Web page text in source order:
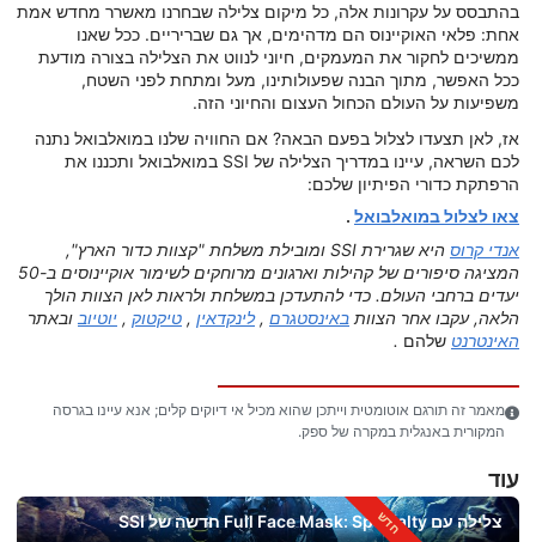
בהתבסס על עקרונות אלה, כל מיקום צלילה שבחרנו מאשרר מחדש אמת
אחת: פלאי האוקיינוס הם מדהימים, אך גם שבריריים. ככל שאנו
ממשיכים לחקור את המעמקים, חיוני לנווט את הצלילה בצורה מודעת
ככל האפשר, מתוך הבנה שפעולותינו, מעל ומתחת לפני השטח,
משפיעות על העולם הכחול העצום והחיוני הזה.
אז, לאן תצעדו לצלול בפעם הבאה? אם החוויה שלנו במואלבואל נתנה
לכם השראה, עיינו במדריך הצלילה של SSI במואלבואל ותכננו את
הרפתקת כדורי הפיתיון שלכם:
צאו לצלול במואלבואל .
אנדי קרוס
היא שגרירת SSI ומובילת משלחת "קצוות כדור הארץ",
המציגה סיפורים של קהילות וארגונים מרוחקים לשימור אוקיינוסים ב-50
יעדים ברחבי העולם. כדי להתעדכן במשלחת ולראות לאן הצוות הולך
הלאה, עקבו אחר הצוות באינסטגרם , לינקדאין , טיקטוק , יוטיוב ובאתר
האינטרנט שלהם .
מאמר זה תורגם אוטומטית וייתכן שהוא מכיל אי דיוקים קלים; אנא עיינו בגרסה
המקורית באנגלית במקרה של ספק.
עוד
צלילה עם Full Face Mask: Specialty חדשה של SSI